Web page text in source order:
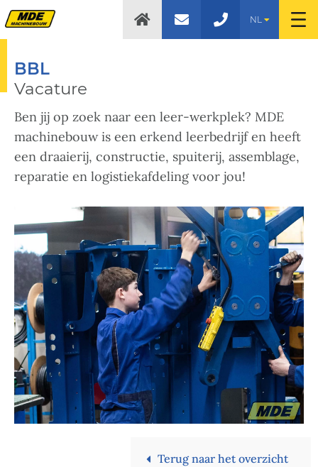
NL
BBL
Vacature
Ben jij op zoek naar een leer-werkplek? MDE
machinebouw is een erkend leerbedrijf en heeft
een draaierij, constructie, spuiterij, assemblage,
reparatie en logistiekafdeling voor jou!
Terug naar het overzicht